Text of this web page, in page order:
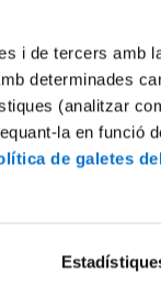
i de tercers amb
determinades
(analitzar
la en funció
de galetes